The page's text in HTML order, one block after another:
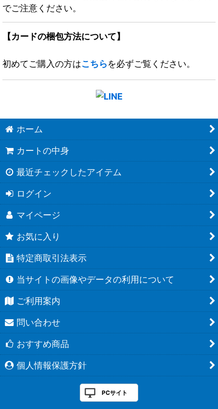
でご注意ください。
【カードの梱包方法について】
初めてご購入の方はこちらを必ずご覧ください。
ホーム
カートの中身
最近チェックしたアイテム
ログイン
マイページ
お気に入り
特定商取引法表示
当サイトの画像やデータの利用について
ご利用案内
問い合わせ
おすすめ商品
個人情報保護方針
PCサイト